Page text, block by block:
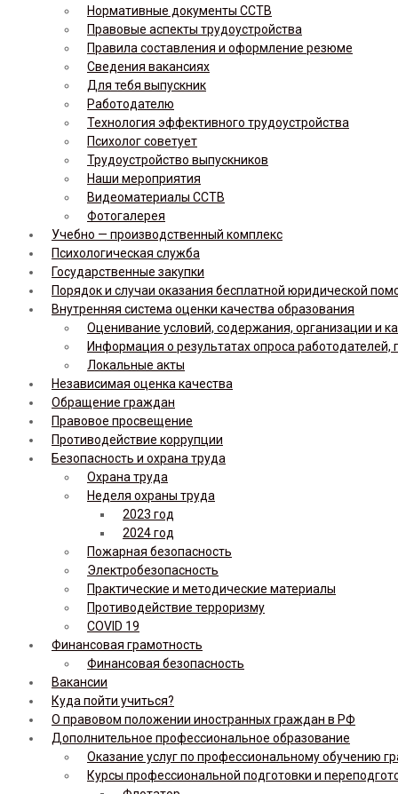
Нормативные документы ССТВ
Правовые аспекты трудоустройства
Правила составления и оформление резюме
Сведения вакансиях
Для тебя выпускник
Работодателю
Технология эффективного трудоустройства
Психолог советует
Трудоустройство выпускников
Наши мероприятия
Видеоматериалы ССТВ
Фотогалерея
Учебно — производственный комплекс
Психологическая служба
Государственные закупки
Порядок и случаи оказания бесплатной юридической
Внутренняя система оценки качества образования
Оценивание условий, содержания, организации и
Информация о результатах опроса
Локальные акты
Независимая оценка качества
Обращение граждан
Правовое просвещение
Противодействие коррупции
Безопасность и охрана труда
Охрана труда
Неделя охраны труда
2023 год
2024 год
Пожарная безопасность
Электробезопасность
Практические и методические материалы
Противодействие терроризму
COVID 19
Финансовая грамотность
Финансовая безопасность
Вакансии
Куда пойти учиться?
О правовом положении иностранных граждан в РФ
Дополнительное профессиональное образование
Оказание услуг по профессиональному обучению
Курсы профессиональной подготовки и